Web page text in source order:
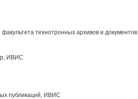
технотронных архивов и
ИВИС
публикаций, ИВИС